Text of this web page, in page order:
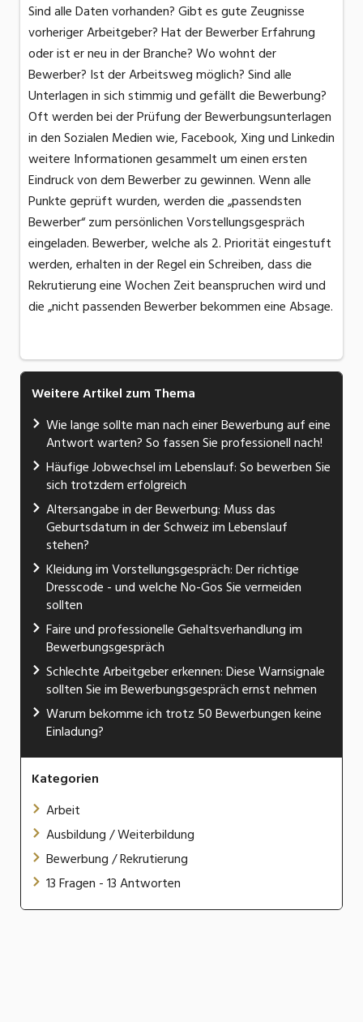
Sind alle Daten vorhanden? Gibt es gute Zeugnisse
vorheriger Arbeitgeber? Hat der Bewerber Erfahrung
oder ist er neu in der Branche? Wo wohnt der
Bewerber? Ist der Arbeitsweg möglich? Sind alle
Unterlagen in sich stimmig und gefällt die Bewerbung?
Oft werden bei der Prüfung der Bewerbungsunterlagen
in den Sozialen Medien wie, Facebook, Xing und Linkedin
weitere Informationen gesammelt um einen ersten
Eindruck von dem Bewerber zu gewinnen. Wenn alle
Punkte geprüft wurden, werden die „passendsten
Bewerber“ zum persönlichen Vorstellungsgespräch
eingeladen. Bewerber, welche als 2. Priorität eingestuft
werden, erhalten in der Regel ein Schreiben, dass die
Rekrutierung eine Wochen Zeit beanspruchen wird und
die „nicht passenden Bewerber bekommen eine Absage.
Weitere Artikel zum Thema
Wie lange sollte man nach einer Bewerbung auf eine
Antwort warten? So fassen Sie professionell nach!
Häufige Jobwechsel im Lebenslauf: So bewerben Sie
sich trotzdem erfolgreich
Altersangabe in der Bewerbung: Muss das
Geburtsdatum in der Schweiz im Lebenslauf
stehen?
Kleidung im Vorstellungsgespräch: Der richtige
Dresscode - und welche No-Gos Sie vermeiden
sollten
Faire und professionelle Gehaltsverhandlung im
Bewerbungsgespräch
Schlechte Arbeitgeber erkennen: Diese Warnsignale
sollten Sie im Bewerbungsgespräch ernst nehmen
Warum bekomme ich trotz 50 Bewerbungen keine
Einladung?
Kategorien
Arbeit
Ausbildung / Weiterbildung
Bewerbung / Rekrutierung
13 Fragen - 13 Antworten